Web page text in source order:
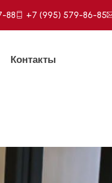
88 +7 (995) 579-86-85
Контакты